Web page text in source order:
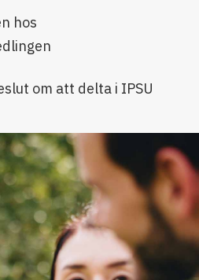
hos
om att delta i IPSU